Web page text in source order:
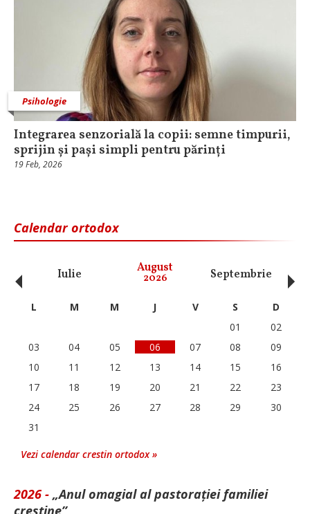
Psihologie
Integrarea senzorială la copii: semne timpurii,
sprijin și pași simpli pentru părinți
19 Feb, 2026
Calendar ortodox
Iulie August
2026 Septembrie
‹ L M M J V S
D
01
02
03
04 05 06 07 08
09
10
11 12 13 14 15
16
17
18 19 20 21 22
23
24
25 26 27 28 29
30
31
Vezi calendar crestin ortodox »
2026 - „Anul omagial al pastorației familiei
creștine”